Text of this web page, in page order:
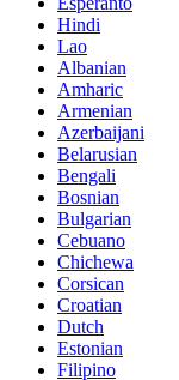
Hindi
Lao
Albanian
Amharic
Armenian
Azerbaijani
Belarusian
Bengali
Bosnian
Bulgarian
Cebuano
Chichewa
Corsican
Croatian
Dutch
Estonian
Filipino